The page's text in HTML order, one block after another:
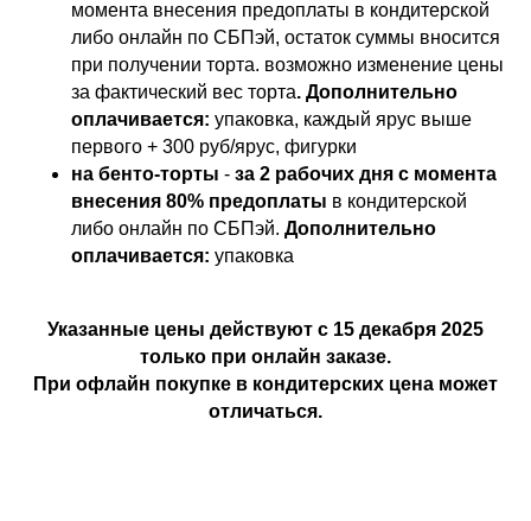
момента внесения предоплаты в кондитерской
либо онлайн по СБПэй, остаток суммы вносится
при получении торта. возможно изменение цены
за фактический вес торта. Дополнительно
оплачивается: упаковка, каждый ярус выше
первого + 300 руб/ярус, фигурки
на бенто-торты - за 2 рабочих дня с момента
внесения 80% предоплаты в кондитерской
либо онлайн по СБПэй. Дополнительно
оплачивается: упаковка
Указанные цены действуют с 15 декабря 2025
только при онлайн заказе.
При офлайн покупке в кондитерских цена может
отличаться.